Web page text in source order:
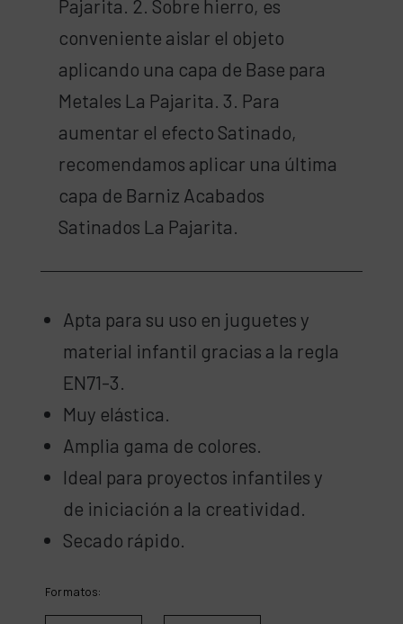
Pajarita. 2. Sobre hierro, es
conveniente aislar el objeto
aplicando una capa de Base para
Metales La Pajarita. 3. Para
aumentar el efecto Satinado,
recomendamos aplicar una última
capa de Barniz Acabados
Satinados La Pajarita.
Apta para su uso en juguetes y
material infantil gracias a la regla
EN71-3.
Muy elástica.
Amplia gama de colores.
Ideal para proyectos infantiles y
de iniciación a la creatividad.
Secado rápido.
Formatos: